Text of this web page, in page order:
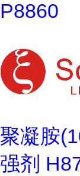
P8860
聚凝胺
强剂